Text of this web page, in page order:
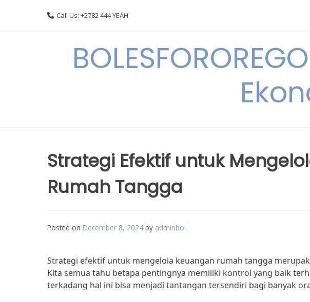
Call Us: +2782 444 YEAH
Strategi Efektif untuk
Rumah Tangga
Posted on December 8, 2024 by adminbol
Strategi efektif untuk mengelola keuangan rumah tangga
Kita semua tahu betapa pentingnya memiliki kontrol yang baik
terkadang hal ini bisa menjadi tantangan tersendiri bagi banyak